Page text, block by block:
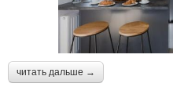
читать дальше →